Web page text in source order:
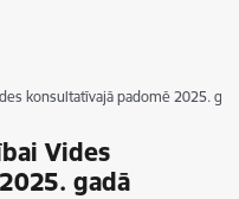
konsultatīvajā padomē 2025.
Vides
gadā